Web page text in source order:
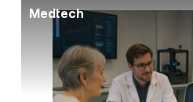
Medtech